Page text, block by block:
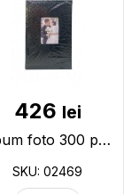
426 lei
Album foto 300 poze 10*15cm de Nunta 02469
SKU: 02469